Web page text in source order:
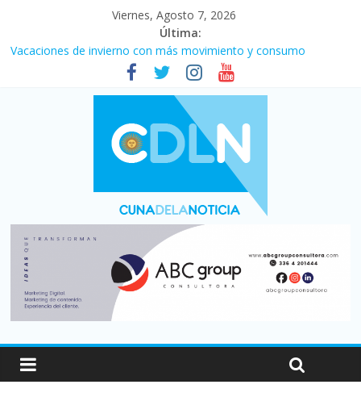
Viernes, Agosto 7, 2026
Última:
Vacaciones de invierno con más movimiento y consumo
turístico: 4,6 millones de personas viajaron por el país, un 5,9%
Fuerte caída de la venta de autos usados en julio: bajó un 12,6%
Central venció 1 a 0 al River de Coudet en el Monumental
La morosidad alcanzó su nivel más alto en dos décadas y ya
Desde que asumió Milei cerraron 41.000 kioscos: el sector
denuncia crisis como en 2001